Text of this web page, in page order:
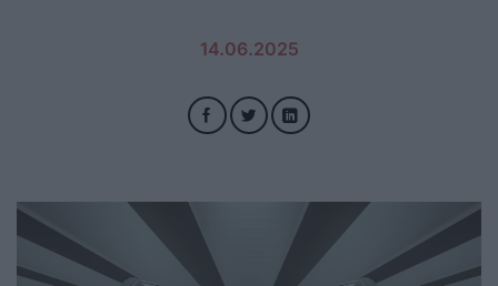
14.06.2025